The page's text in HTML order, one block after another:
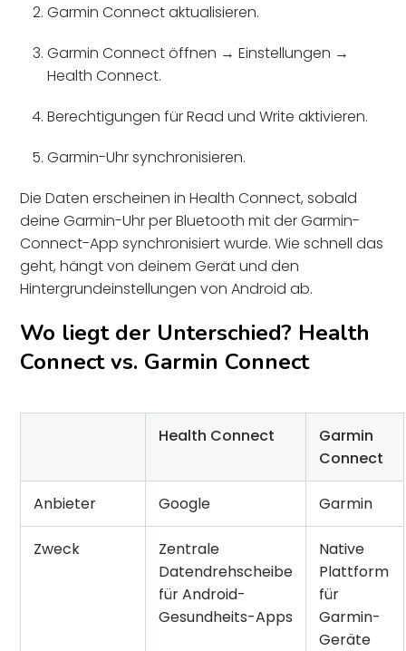
Garmin Connect aktualisieren.
Garmin Connect öffnen → Einstellungen →
Health Connect.
Berechtigungen für Read und Write aktivieren.
Garmin-Uhr synchronisieren.
Die Daten erscheinen in Health Connect, sobald
deine Garmin-Uhr per Bluetooth mit der Garmin-
Connect-App synchronisiert wurde. Wie schnell das
geht, hängt von deinem Gerät und den
Hintergrundeinstellungen von Android ab.
Wo liegt der Unterschied? Health
Connect vs. Garmin Connect
Health Connect
Garmin
Connect
Anbieter Google Garmin
Zweck
Zentrale
Datendrehscheibe
für Android-
Gesundheits-Apps
Native
Plattform
für
Garmin-
Geräte